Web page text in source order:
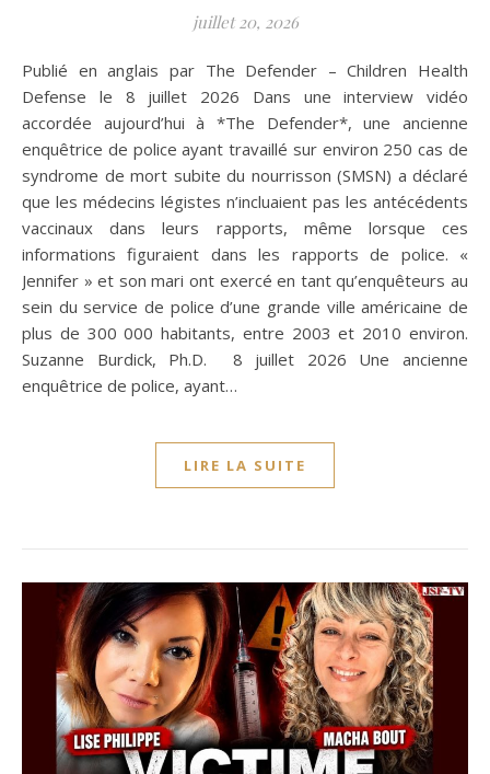
juillet 20, 2026
Publié en anglais par The Defender – Children Health
Defense le 8 juillet 2026 Dans une interview vidéo
accordée aujourd’hui à *The Defender*, une ancienne
enquêtrice de police ayant travaillé sur environ 250 cas de
syndrome de mort subite du nourrisson (SMSN) a déclaré
que les médecins légistes n’incluaient pas les antécédents
vaccinaux dans leurs rapports, même lorsque ces
informations figuraient dans les rapports de police. «
Jennifer » et son mari ont exercé en tant qu’enquêteurs au
sein du service de police d’une grande ville américaine de
plus de 300 000 habitants, entre 2003 et 2010 environ.
Suzanne Burdick, Ph.D. 8 juillet 2026 Une ancienne
enquêtrice de police, ayant…
LIRE LA SUITE